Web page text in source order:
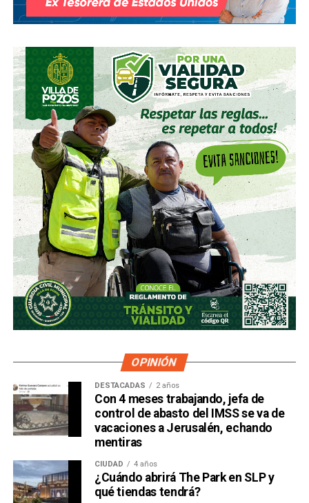
OPINIÓN
DESTACADAS 2 años
Con 4 meses trabajando, jefa de
control de abasto del IMSS se va de
vacaciones a Jerusalén, echando
mentiras
CIUDAD 4 años
¿Cuándo abrirá The Park en SLP y
qué tiendas tendrá?